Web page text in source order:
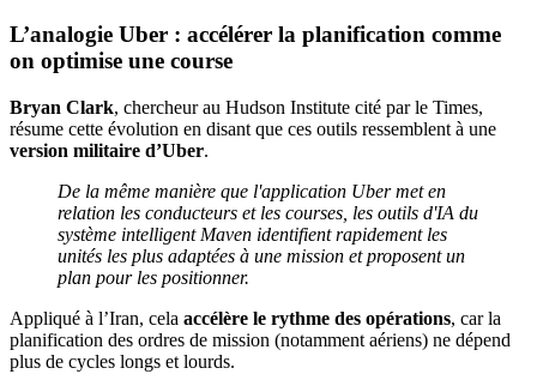
L’analogie Uber : accélérer la planification comme
on optimise une course
Bryan Clark, chercheur au Hudson Institute cité par le Times,
résume cette évolution en disant que ces outils ressemblent à une
version militaire d’Uber.
De la même manière que l'application Uber met en
relation les conducteurs et les courses, les outils d'IA du
système intelligent Maven identifient rapidement les
unités les plus adaptées à une mission et proposent un
plan pour les positionner.
Appliqué à l’Iran, cela accélère le rythme des opérations, car la
planification des ordres de mission (notamment aériens) ne dépend
plus de cycles longs et lourds.